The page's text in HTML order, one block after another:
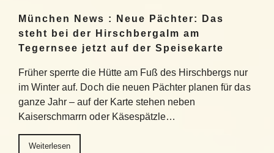
München News : Neue Pächter: Das
steht bei der Hirschbergalm am
Tegernsee jetzt auf der Speisekarte
Früher sperrte die Hütte am Fuß des Hirschbergs nur
im Winter auf. Doch die neuen Pächter planen für das
ganze Jahr – auf der Karte stehen neben
Kaiserschmarrn oder Käsespätzle…
Weiterlesen